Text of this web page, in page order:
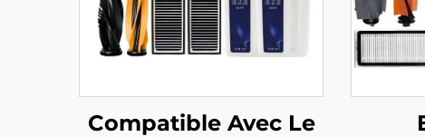
Compatible Avec Le